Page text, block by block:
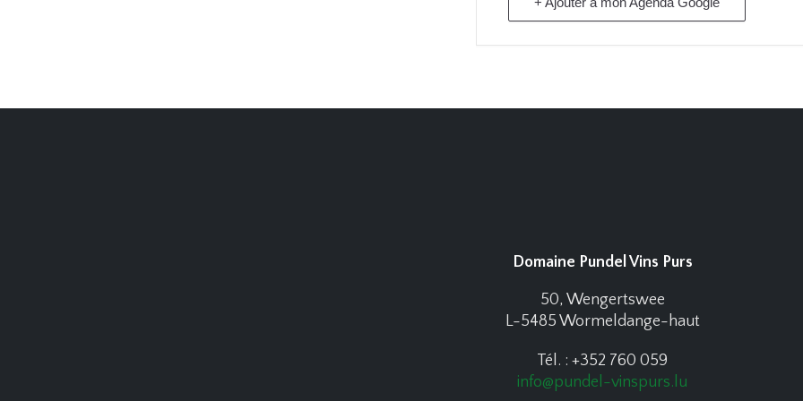
Domaine Pundel Vins Purs
50, Wengertswee
L-5485 Wormeldange-haut
Tél. : +352 760 059
info@pundel-vinspurs.lu